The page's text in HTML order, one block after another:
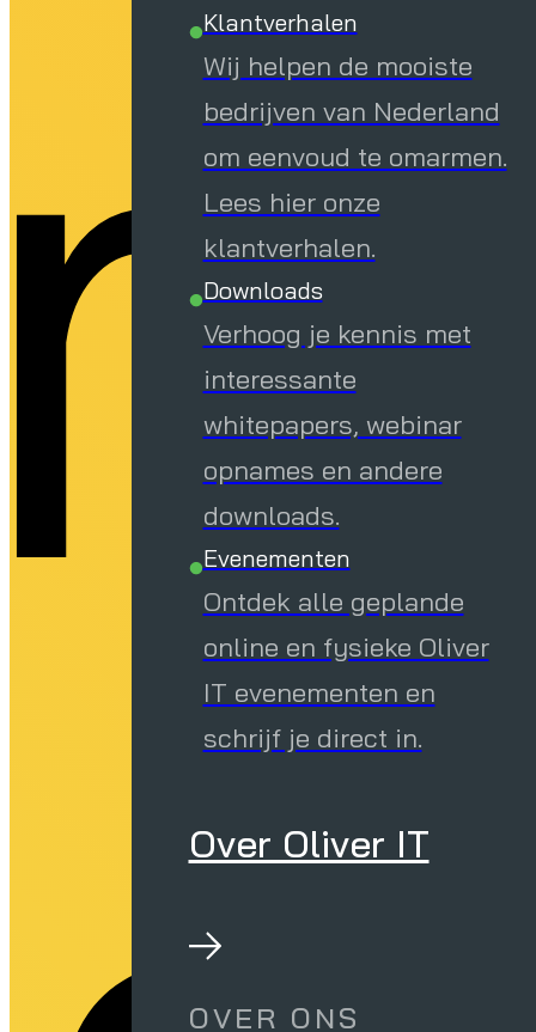
Klantverhalen
Wij helpen de mooiste
bedrijven van Nederland
om eenvoud te omarmen.
Lees hier onze
klantverhalen.
Downloads
Verhoog je kennis met
interessante
whitepapers, webinar
opnames en andere
downloads.
Evenementen
Ontdek alle geplande
online en fysieke Oliver
IT evenementen en
schrijf je direct in.
Over Oliver IT
OVER ONS